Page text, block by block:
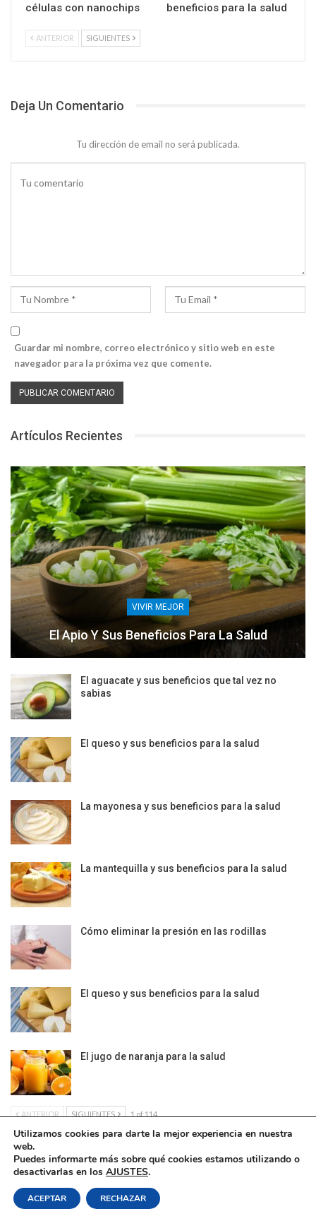
células con nanochips
beneficios para la salud
ANTERIOR SIGUIENTES
Deja Un Comentario
Tu dirección de email no será publicada.
Guardar mi nombre, correo electrónico y sitio web en este
navegador para la próxima vez que comente.
Artículos Recientes
VIVIR MEJOR
El Apio Y Sus Beneficios Para La Salud
El aguacate y sus beneficios que tal vez no
sabias
El queso y sus beneficios para la salud
La mayonesa y sus beneficios para la salud
La mantequilla y sus beneficios para la salud
Cómo eliminar la presión en las rodillas
El queso y sus beneficios para la salud
El jugo de naranja para la salud
ANTERIOR SIGUIENTES 1 of 114
Condiciones Legales
Contacto
Utilizamos cookies para darte la mejor experiencia en nuestra
web.
Puedes informarte más sobre qué cookies estamos utilizando o
desactivarlas en los AJUSTES.
ACEPTAR RECHAZAR